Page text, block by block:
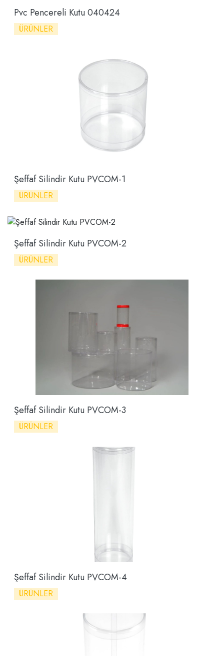
Pvc Pencereli Kutu 040424
ÜRÜNLER
Şeffaf Silindir Kutu PVCOM-1
ÜRÜNLER
Şeffaf Silindir Kutu PVCOM-2
ÜRÜNLER
Şeffaf Silindir Kutu PVCOM-3
ÜRÜNLER
Şeffaf Silindir Kutu PVCOM-4
ÜRÜNLER